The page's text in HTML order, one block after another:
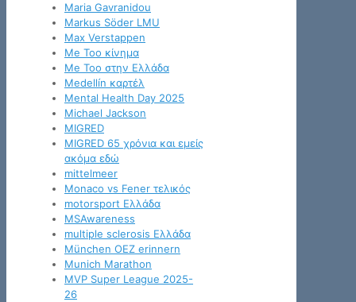
Maria Gavranidou
Markus Söder LMU
Max Verstappen
Me Too κίνημα
Me Too στην Ελλάδα
Medellín καρτέλ
Mental Health Day 2025
Michael Jackson
MIGRED
MIGRED 65 χρόνια και εμείς
ακόμα εδώ
mittelmeer
Monaco vs Fener τελικός
motorsport Ελλάδα
MSAwareness
multiple sclerosis Ελλάδα
München OEZ erinnern
Munich Marathon
MVP Super League 2025-
26